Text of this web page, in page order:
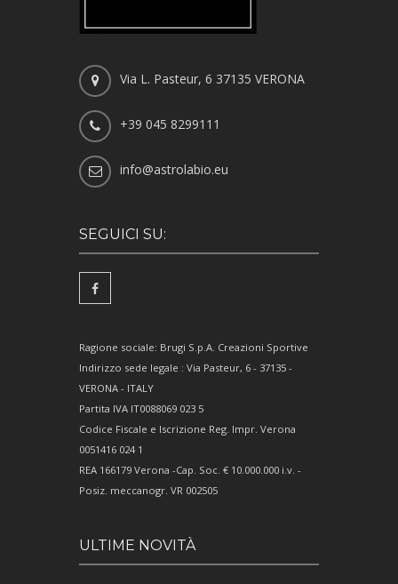
Via L. Pasteur, 6 37135 VERONA
+39 045 8299111
info@astrolabio.eu
SEGUICI SU:
Ragione sociale: Brugi S.p.A. Creazioni Sportive
Indirizzo sede legale : Via Pasteur, 6 - 37135 -
VERONA - ITALY
Partita IVA IT0088069 023 5
Codice Fiscale e Iscrizione Reg. Impr. Verona
0051416 024 1
REA 166179 Verona -Cap. Soc. € 10.000.000 i.v. -
Posiz. meccanogr. VR 002505
ULTIME NOVITÀ